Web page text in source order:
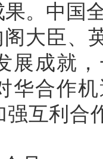
。中国
大臣、
展成就
华合作
强互利合